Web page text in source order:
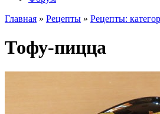
Главная » Рецепты » Рецепты:
Тофу-пицца